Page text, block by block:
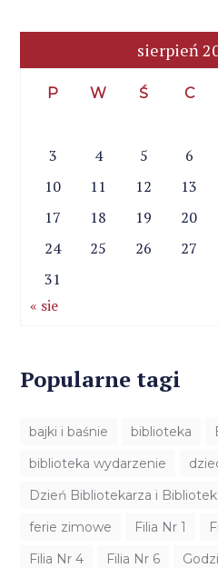
sierpień
P W Ś C
3
4 5 6
10
11 12 13
17
18 19 20
24
25 26 27
31
« sie
Popularne tagi
bajki i baśnie biblioteka
biblioteka wydarzenie
Dzień Bibliotekarza i Bibliotek
ferie zimowe
Filia Nr 1
Filia Nr 4
Filia Nr 6